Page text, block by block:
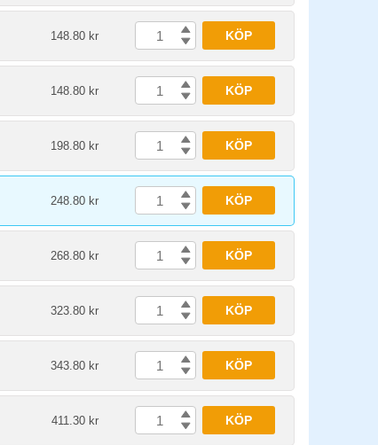
148.80 kr KÖP
148.80 kr KÖP
198.80 kr KÖP
248.80 kr KÖP
268.80 kr KÖP
323.80 kr KÖP
343.80 kr KÖP
411.30 kr KÖP